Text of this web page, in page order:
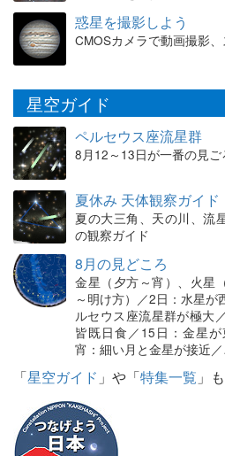
惑星を撮影しよう
CMOSカメラで動画撮影
星空ガイド
ペルセウス座流星群
8月12～13日が一番の見ご
夏休み 天体観察ガイド
夏の大三角、天の川、流
の観察ガイド
8月の見どころ
金星（夕方～宵）、火星
～明け方）／2日：水星
ルセウス座流星群が極大
皆既日食／15日：金星
宵：細い月と金星が接近
「星空ガイド 」や「特集一覧 」